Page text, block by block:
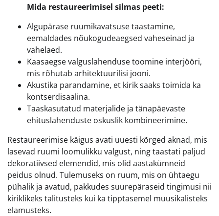
Mida restaureerimisel silmas peeti:
Algupärase ruumikavatsuse taastamine,
eemaldades nõukogudeaegsed vaheseinad ja
vahelaed.
Kaasaegse valguslahenduse toomine interjööri,
mis rõhutab arhitektuurilisi jooni.
Akustika parandamine, et kirik saaks toimida ka
kontserdisaalina.
Taaskasutatud materjalide ja tänapäevaste
ehituslahenduste oskuslik kombineerimine.
Restaureerimise käigus avati uuesti kõrged aknad, mis
lasevad ruumi loomulikku valgust, ning taastati paljud
dekoratiivsed elemendid, mis olid aastakümneid
peidus olnud. Tulemuseks on ruum, mis on ühtaegu
pühalik ja avatud, pakkudes suurepäraseid tingimusi nii
kiriklikeks talitusteks kui ka tipptasemel muusikalisteks
elamusteks.